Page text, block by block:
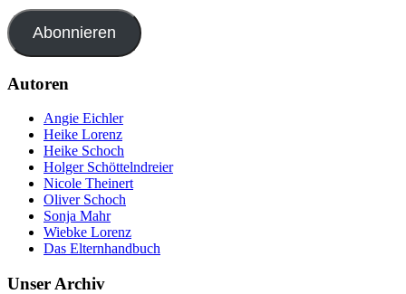
Abonnieren
Autoren
Angie Eichler
Heike Lorenz
Heike Schoch
Holger Schöttelndreier
Nicole Theinert
Oliver Schoch
Sonja Mahr
Wiebke Lorenz
Das Elternhandbuch
Unser Archiv